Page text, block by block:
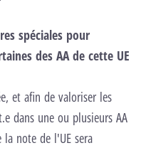
spéciales pour
des AA de cette UE
et afin de valoriser les
dans une ou plusieurs AA
la note de l'UE sera